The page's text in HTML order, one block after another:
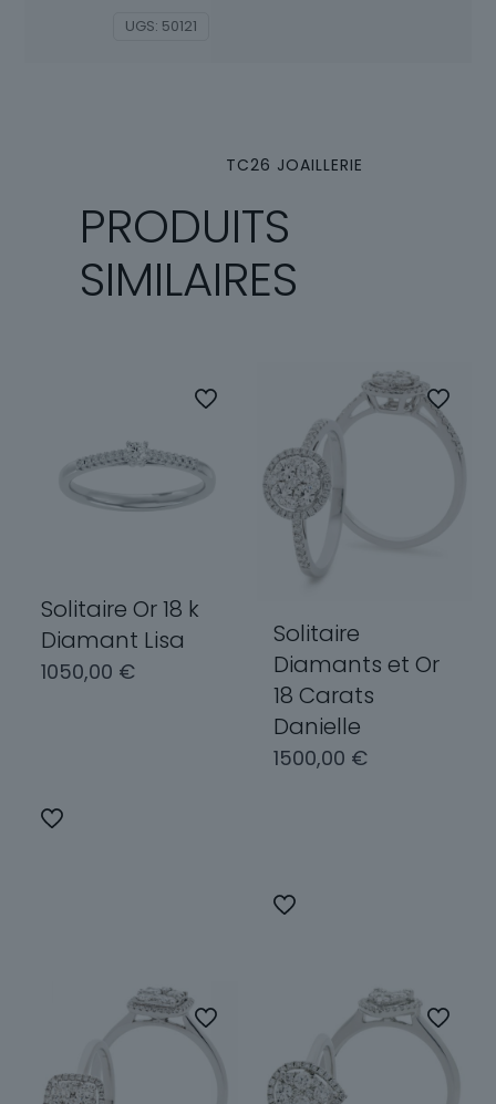
UGS: 50121
TC26 JOAILLERIE
PRODUITS
SIMILAIRES
Solitaire Or 18 k
Diamant Lisa
1050,00 €
Ce
sur
Solitaire
Diamants et Or
18 Carats
Danielle
1500,00 €
Ce
options
peuvent